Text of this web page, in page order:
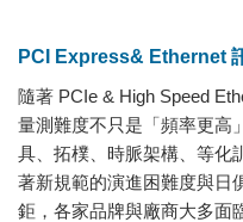
PCI Express& Ethernet
隨著 PCIe & High Speed
量測難度不只是「頻率更高
具、拓樸、時脈架構、等化
著新規範的演進困難度與日
鉅，各家品牌與廠商大多面